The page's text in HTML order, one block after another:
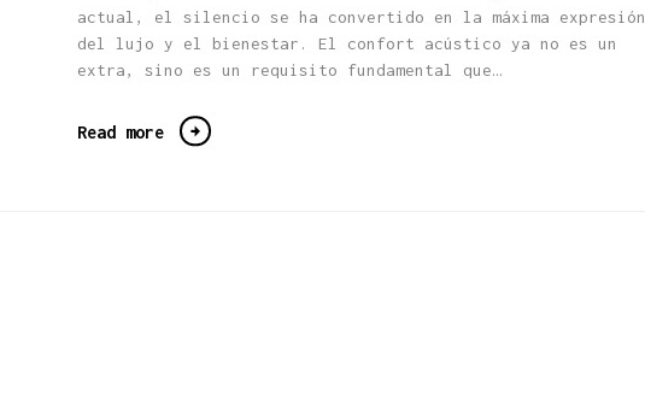
actual, el silencio se ha convertido en la máxima expresión
del lujo y el bienestar. El confort acústico ya no es un
extra, sino es un requisito fundamental que…
Read more